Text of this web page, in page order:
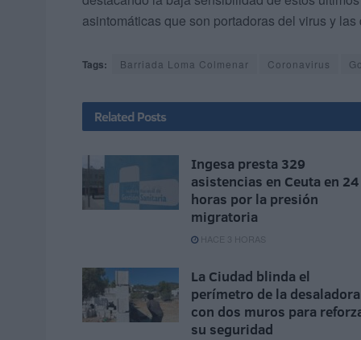
asintomáticas que son portadoras del virus y
Tags: Barriada Loma Colmenar Coronavirus
Related Posts
Ingesa presta 329
asistencias en Ceuta en 24
horas por la presión
migratoria
HACE 3 HORAS
La Ciudad blinda el
perímetro de la desaladora
con dos muros para
su seguridad